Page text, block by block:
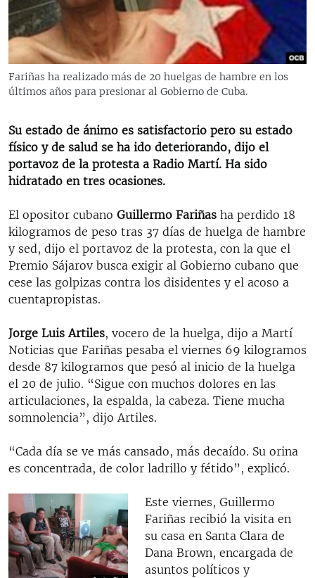
RADIO MARTÍ
ESPECIALES
ESPECIALES
LA REALIDAD DE LA VIVIENDA EN CUBA
LOS SANTOS DE HIALEAH
LA INVASIÓN DE RUSIA A UCRANIA
MULTIMEDIA
EDITORIALES
SÍGUENOS
Fariñas ha realizado más de 20 huelgas de hambre en los
últimos años para presionar al Gobierno de Cuba.
Su estado de ánimo es satisfactorio pero su estado
físico y de salud se ha ido deteriorando, dijo el
portavoz de la protesta a Radio Martí. Ha sido
hidratado en tres ocasiones.
El opositor cubano Guillermo Fariñas ha perdido 18
kilogramos de peso tras 37 días de huelga de hambre
y sed, dijo el portavoz de la protesta, con la que el
Premio Sájarov busca exigir al Gobierno cubano que
cese las golpizas contra los disidentes y el acoso a
cuentapropistas.
Jorge Luis Artiles, vocero de la huelga, dijo a Martí
Noticias que Fariñas pesaba el viernes 69 kilogramos
desde 87 kilogramos que pesó al inicio de la huelga
el 20 de julio. “Sigue con muchos dolores en las
articulaciones, la espalda, la cabeza. Tiene mucha
somnolencia”, dijo Artiles.
“Cada día se ve más cansado, más decaído. Su orina
es concentrada, de color ladrillo y fétido”, explicó.
Este viernes, Guillermo
Fariñas recibió la visita en
su casa en Santa Clara de
Dana Brown, encargada de
asuntos políticos y